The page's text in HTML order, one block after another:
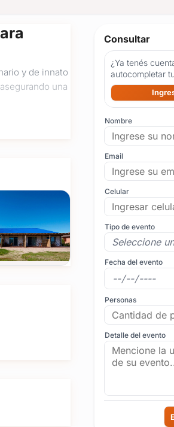
y de innato
una
Consultar
¿Ya tenés
autocompletar
Nombre
Email
Celular
Tipo de evento
Fecha del evento
Personas
Detalle del evento